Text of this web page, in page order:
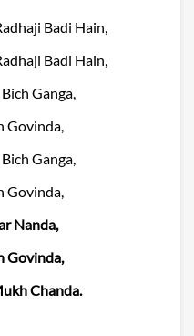
Badi Hain,
Badi Hain,
Ganga,
Govinda,
Ganga,
Govinda,
Nanda,
Govinda,
Chanda.